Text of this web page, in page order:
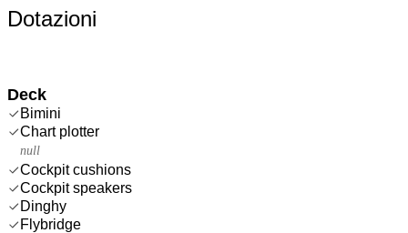
Dotazioni
Deck
Bimini
Chart plotter
null
Cockpit cushions
Cockpit speakers
Dinghy
Flybridge